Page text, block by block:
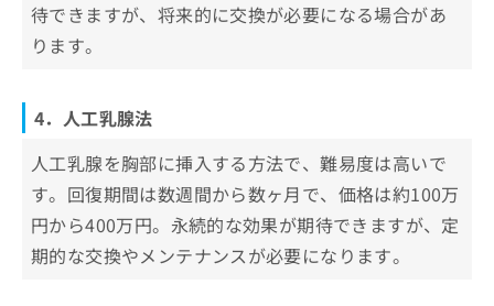
待できますが、将来的に交換が必要になる場合があ
ります。
4．人工乳腺法
人工乳腺を胸部に挿入する方法で、難易度は高いで
す。回復期間は数週間から数ヶ月で、価格は約100万
円から400万円。永続的な効果が期待できますが、定
期的な交換やメンテナンスが必要になります。